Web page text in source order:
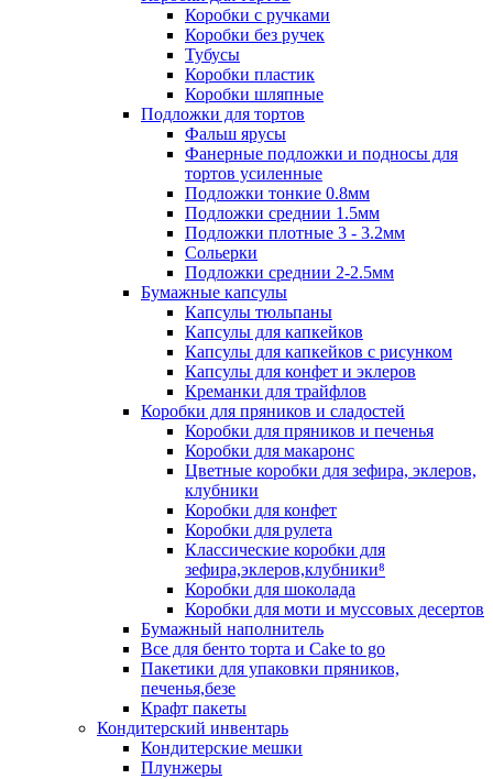
Коробки с ручками
Коробки без ручек
Тубусы
Коробки пластик
Коробки шляпные
Подложки для тортов
Фальш ярусы
Фанерные подложки и подносы для
тортов усиленные
Подложки тонкие 0.8мм
Подложки среднии 1.5мм
Подложки плотные 3 - 3.2мм
Сольерки
Подложки среднии 2-2.5мм
Бумажные капсулы
Капсулы тюльпаны
Капсулы для капкейков
Капсулы для капкейков с рисунком
Капсулы для конфет и эклеров
Креманки для трайфлов
Коробки для пряников и сладостей
Коробки для пряников и печенья
Коробки для макаронс
Цветные коробки для зефира, эклеров,
клубники
Коробки для конфет
Коробки для рулета
Классические коробки для
зефира,эклеров,клубники⁸
Коробки для шоколада
Коробки для моти и муссовых десертов
Бумажный наполнитель
Все для бенто торта и Cake to go
Пакетики для упаковки пряников,
печенья,безе
Крафт пакеты
Кондитерский инвентарь
Кондитерские мешки
Плунжеры